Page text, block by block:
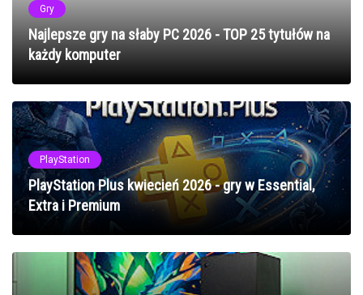
Gry
Najlepsze gry na słaby PC 2026 - TOP 25 tytułów na
każdy komputer
PlayStation
PlayStation Plus kwiecień 2026 - gry w Essential,
Extra i Premium